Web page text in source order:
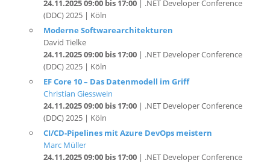
Moderne Softwarearchitekturen
David Tielke
24.11.2025 09:00 bis 17:00| .NET Developer Conference
(DDC) 2025 | Köln
EF Core 10 – Das Datenmodell im Griff
Christian Giesswein
24.11.2025 09:00 bis 17:00| .NET Developer Conference
(DDC) 2025 | Köln
CI/CD-Pipelines mit Azure DevOps meistern
Marc Müller
24.11.2025 09:00 bis 17:00| .NET Developer Conference
(DDC) 2025 | Köln
Frage-/Diskussionsrunde zu .NET 10.0